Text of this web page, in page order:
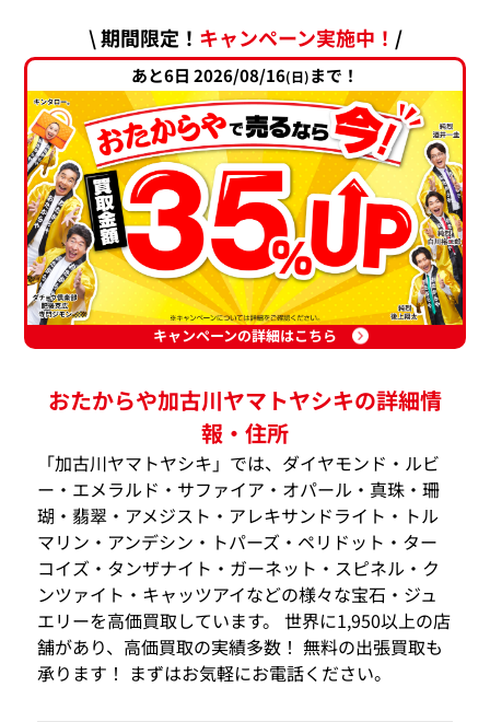
\ 期間限定！ キャンペーン実施中！ /
あと6日 2026/08/16(日)まで！
キャンペーンの詳細はこちら
おたからや加古川ヤマトヤシキの詳細情
報・住所
「加古川ヤマトヤシキ」では、ダイヤモンド・ルビ
ー・エメラルド・サファイア・オパール・真珠・珊
瑚・翡翠・アメジスト・アレキサンドライト・トル
マリン・アンデシン・トパーズ・ペリドット・ター
コイズ・タンザナイト・ガーネット・スピネル・ク
ンツァイト・キャッツアイなどの様々な宝石・ジュ
エリーを高価買取しています。 世界に1,950以上の店
舗があり、高価買取の実績多数！ 無料の出張買取も
承ります！ まずはお気軽にお電話ください。